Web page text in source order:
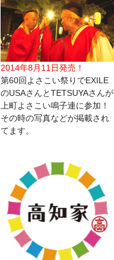
2014年8月11日発売！
第60回よさこい祭りでEXILE
のUSAさんとTETSUYAさんが
上町よさこい鳴子連に参加！
その時の写真などが掲載され
てます。